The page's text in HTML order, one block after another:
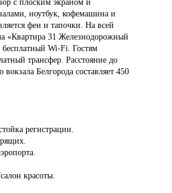
с плоским экраном и
ноутбук, кофемашина и
фен и тапочки. На всей
«Квартира 31 Железнодорожный
бесплатный Wi-Fi. Гостям
трансфер. Расстояние до
Белгорода составляет 450
регистрации.
красоты.